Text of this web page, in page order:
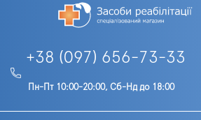
+38 (097) 656-73-33
Пн-Пт 10:00-20:00, Сб-Нд до 18:00